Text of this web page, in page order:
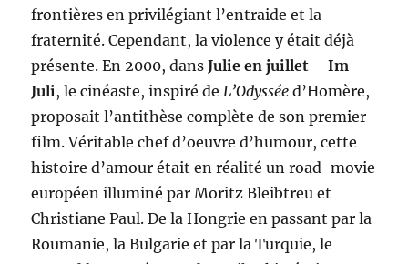
frontières en privilégiant l’entraide et la
fraternité. Cependant, la violence y était déjà
présente. En 2000, dansJulie en juillet –Im
Juli, le cinéaste, inspiré deL’Odyssée d’Homère,
proposait l’antithèse complète de son premier
film. Véritable chef d’oeuvre d’humour, cette
histoire d’amour était en réalité un road-movie
européen illuminé par Moritz Bleibtreu et
Christiane Paul. De la Hongrie en passant par la
Roumanie, la Bulgarie et par la Turquie, le